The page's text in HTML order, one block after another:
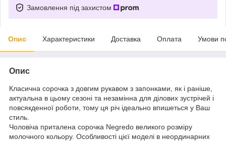
Замовлення під захистом
Опис Характеристики Доставка Оплата Умови
Опис
Класична сорочка з довгим рукавом з запонками, як і раніше,
актуальна в цьому сезоні та незамінна для ділових зустрічей і
повсякденної роботи, тому ця річ ідеально впишеться у Ваш
стиль.
Чоловіча приталена сорочка Negredo великого розміру
молочного кольору. Особливості цієї моделі в неординарних